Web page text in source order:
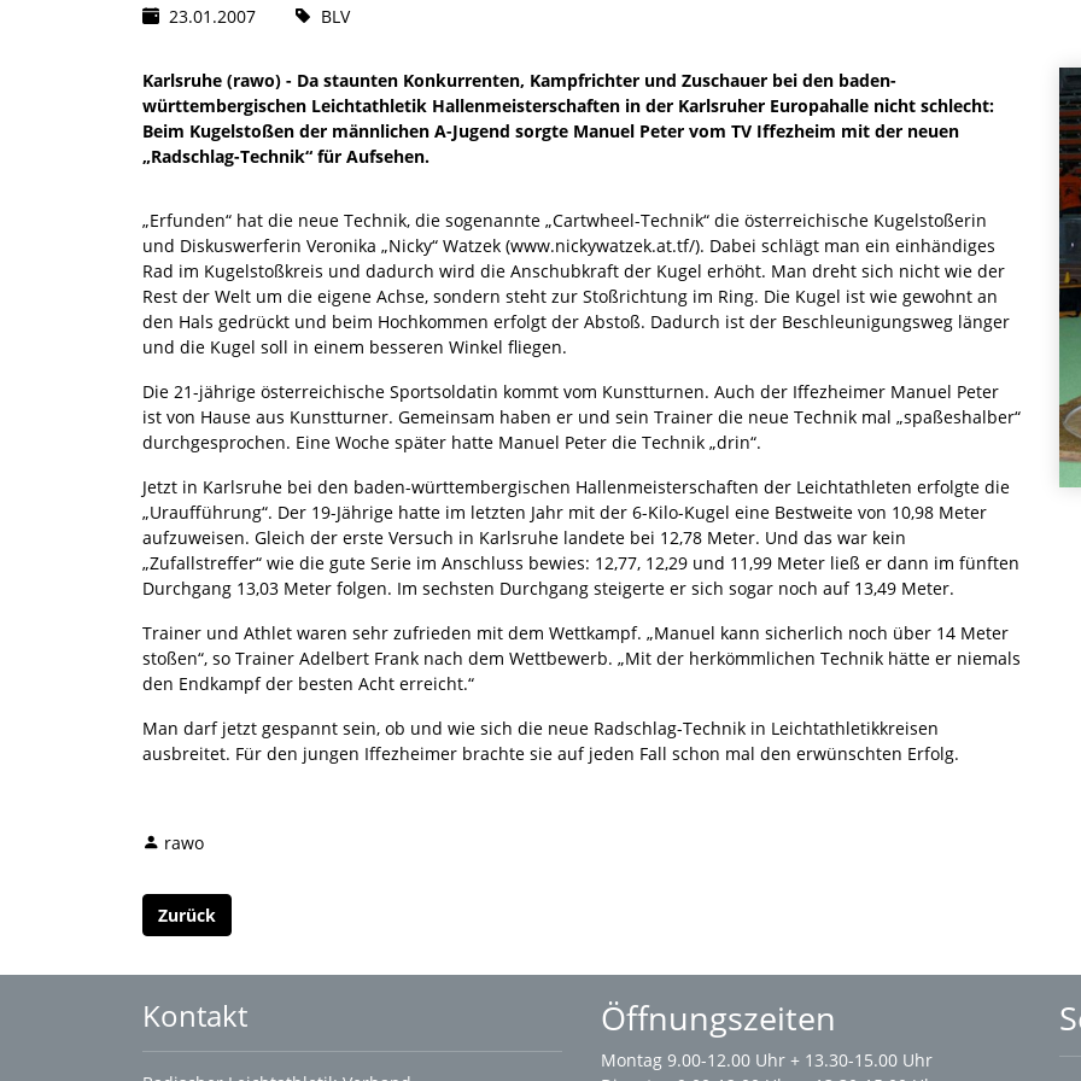
23.01.2007 BLV
Karlsruhe (rawo) - Da staunten Konkurrenten, Kampfrichter und Zuschauer bei den baden-
württembergischen Leichtathletik Hallenmeisterschaften in der Karlsruher Europahalle nicht schlecht:
Beim Kugelstoßen der männlichen A-Jugend sorgte Manuel Peter vom TV Iffezheim mit der neuen
„Radschlag-Technik“ für Aufsehen.
„Erfunden“ hat die neue Technik, die sogenannte „Cartwheel-Technik“ die österreichische Kugelstoßerin
und Diskuswerferin Veronika „Nicky“ Watzek (www.nickywatzek.at.tf/). Dabei schlägt man ein einhändiges
Rad im Kugelstoßkreis und dadurch wird die Anschubkraft der Kugel erhöht. Man dreht sich nicht wie der
Rest der Welt um die eigene Achse, sondern steht zur Stoßrichtung im Ring. Die Kugel ist wie gewohnt an
den Hals gedrückt und beim Hochkommen erfolgt der Abstoß. Dadurch ist der Beschleunigungsweg länger
und die Kugel soll in einem besseren Winkel fliegen.
Die 21-jährige österreichische Sportsoldatin kommt vom Kunstturnen. Auch der Iffezheimer Manuel Peter
ist von Hause aus Kunstturner. Gemeinsam haben er und sein Trainer die neue Technik mal „spaßeshalber“
durchgesprochen. Eine Woche später hatte Manuel Peter die Technik „drin“.
Jetzt in Karlsruhe bei den baden-württembergischen Hallenmeisterschaften der Leichtathleten erfolgte die
„Uraufführung“. Der 19-Jährige hatte im letzten Jahr mit der 6-Kilo-Kugel eine Bestweite von 10,98 Meter
aufzuweisen. Gleich der erste Versuch in Karlsruhe landete bei 12,78 Meter. Und das war kein
„Zufallstreffer“ wie die gute Serie im Anschluss bewies: 12,77, 12,29 und 11,99 Meter ließ er dann im fünften
Durchgang 13,03 Meter folgen. Im sechsten Durchgang steigerte er sich sogar noch auf 13,49 Meter.
Trainer und Athlet waren sehr zufrieden mit dem Wettkampf. „Manuel kann sicherlich noch über 14 Meter
stoßen“, so Trainer Adelbert Frank nach dem Wettbewerb. „Mit der herkömmlichen Technik hätte er niemals
den Endkampf der besten Acht erreicht.“
Man darf jetzt gespannt sein, ob und wie sich die neue Radschlag-Technik in Leichtathletikkreisen
ausbreitet. Für den jungen Iffezheimer brachte sie auf jeden Fall schon mal den erwünschten Erfolg.
rawo
Zurück
Kontakt Öffnungszeiten
Montag 9.00-12.00 Uhr + 13.30-15.00 Uhr